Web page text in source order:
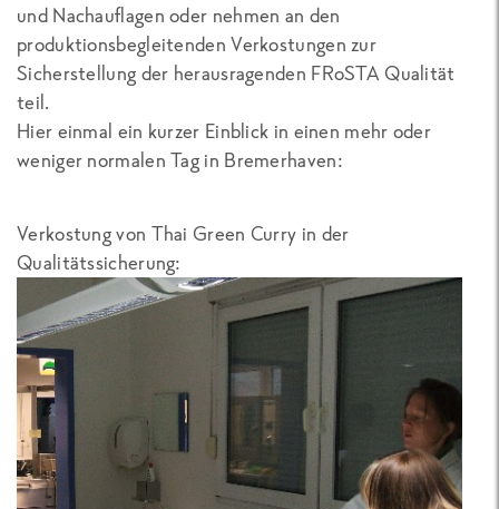
und Nachauflagen oder nehmen an den
produktionsbegleitenden Verkostungen zur
Sicherstellung der herausragenden FRoSTA Qualität
teil.
Hier einmal ein kurzer Einblick in einen mehr oder
weniger normalen Tag in Bremerhaven:
Verkostung von Thai Green Curry in der
Qualitätssicherung: